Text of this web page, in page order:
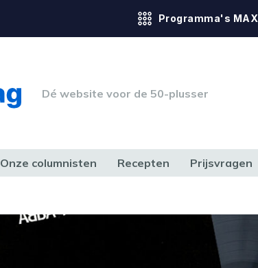
Programma's MAX
Dé website voor de 50-plusser
Onze columnisten Recepten Prijsvragen